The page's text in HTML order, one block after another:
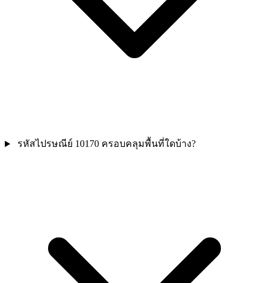
รหัสไปรษณีย์ 10170 ครอบคลุมพื้นที่ใดบ้าง?